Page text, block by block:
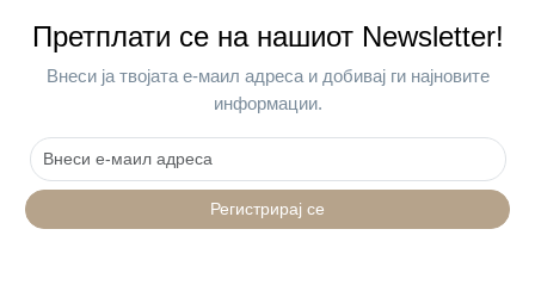
Претплати се на нашиот Newsletter!
Внеси ја твојата е-маил адреса и добивај ги најновите
информации.
Регистрирај се